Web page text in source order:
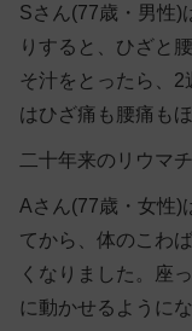
Sさん(77歳・男性)
りすると、ひざと
そ汁をとったら、2
はひざ痛も腰痛も
二十年来のリウマ
Aさん(77歳・女性)
てから、体のこわ
くなりました。座
に動かせるように